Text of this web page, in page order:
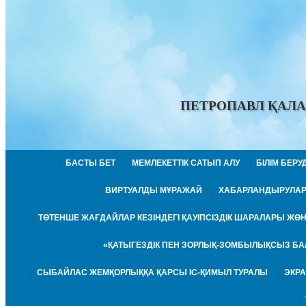
ПЕТРОПАВЛ
БАСТЫ БЕТ МЕМЛЕКЕТТІК САТЫП АЛУ БІЛІМ
ВИРТУАЛДЫ МҰРАЖАЙ ХАБАРЛАНДЫРУЛАР
ТӨТЕНШЕ ЖАҒДАЙЛАР КЕЗІНДЕГІ ҚАУІПСІЗДІК ШАРАЛАРЫ
«ҚАТЫГЕЗДІК ПЕН ЗОРЛЫҚ-ЗОМБЫЛЫҚСЫЗ
СЫБАЙЛАС ЖЕМҚОРЛЫҚҚА ҚАРСЫ ІС-ҚИМЫЛ ТУРАЛЫ